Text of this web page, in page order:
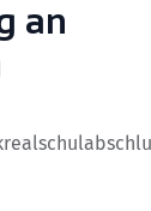
an